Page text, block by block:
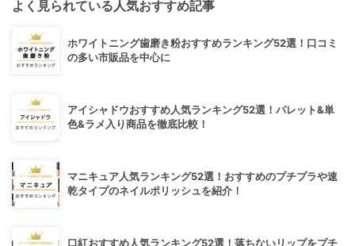
よく見られている人気おすすめ記事
ホワイトニング歯磨き粉おすすめランキング52選！口コミ
の多い市販品を中心に
アイシャドウおすすめ人気ランキング52選！パレット&単
色&ラメ入り商品を徹底比較！
マニキュア人気ランキング52選！おすすめのプチプラや速
乾タイプのネイルポリッシュを紹介！
口紅おすすめ人気ランキング52選！落ちないリップをプチ